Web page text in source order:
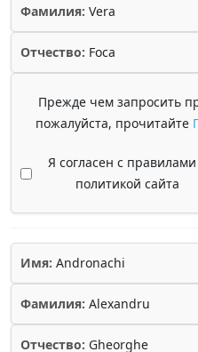
Фамилия: Vera
Отчество: Foca
Прежде чем запросить
пожалуйста, прочитайте
Я согласен с
политикой сайта
Имя: Andronachi
Фамилия: Alexandru
Отчество: Gheorghe